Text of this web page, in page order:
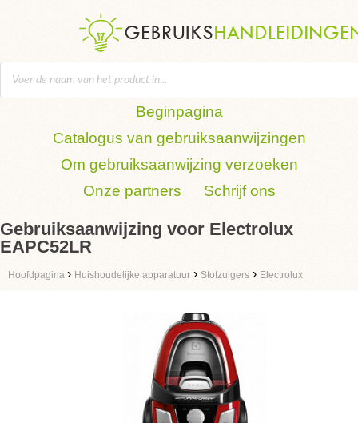
Beginpagina
Catalogus van gebruiksaanwijzingen
Om gebruiksaanwijzing verzoeken
Onze partners
Schrijf ons
Gebruiksaanwijzing voor Electrolux
EAPC52LR
Hoofdpagina › Huishoudelijke apparatuur › Stofzuigers › Electrolux